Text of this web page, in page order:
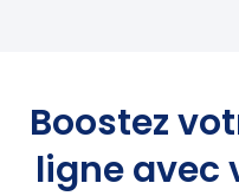
Boostez
ligne avec